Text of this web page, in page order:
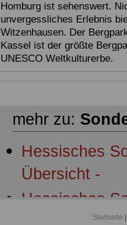
Homburg ist sehenswert.
unvergessliches Erlebnis
Witzenhausen. Der
Kassel ist der größte
UNESCO Weltkulturerbe.
mehr zu:
Hessisches
Übersicht -
Hessisches
Startseite